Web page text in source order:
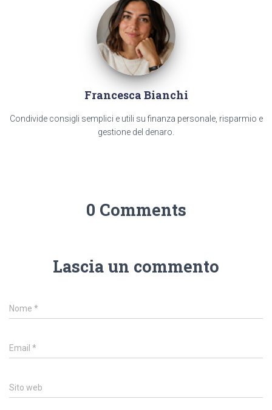
Francesca Bianchi
Condivide consigli semplici e utili su finanza personale, risparmio e
gestione del denaro.
0 Comments
Lascia un commento
Nome *
Email *
Sito web